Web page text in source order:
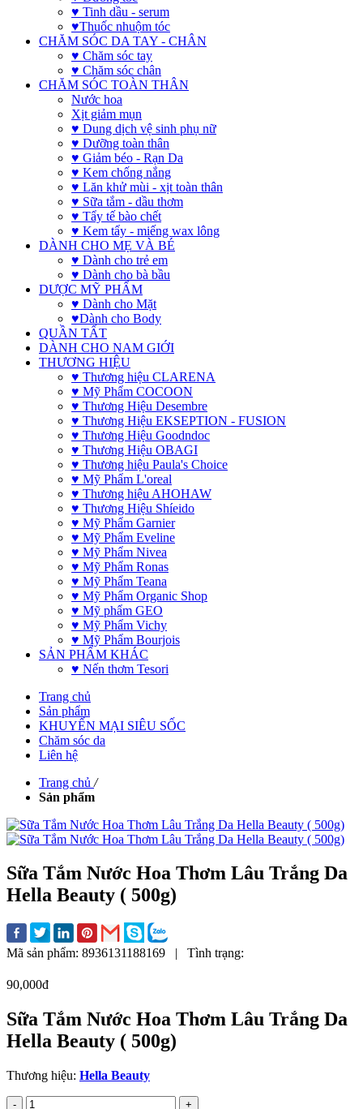
♥ Tinh dầu - serum
♥Thuốc nhuộm tóc
CHĂM SÓC DA TAY - CHÂN
♥ Chăm sóc tay
♥ Chăm sóc chân
CHĂM SÓC TOÀN THÂN
Nước hoa
Xịt giảm mụn
♥ Dung dịch vệ sinh phụ nữ
♥ Dưỡng toàn thân
♥ Giảm béo - Rạn Da
♥ Kem chống nắng
♥ Lăn khử mùi - xịt toàn thân
♥ Sữa tắm - dầu thơm
♥ Tẩy tế bào chết
♥ Kem tẩy - miếng wax lông
DÀNH CHO MẸ VÀ BÉ
♥ Dành cho trẻ em
♥ Dành cho bà bầu
DƯỢC MỸ PHẨM
♥ Dành cho Mặt
♥Dành cho Body
QUẦN TẤT
DÀNH CHO NAM GIỚI
THƯƠNG HIỆU
♥ Thương hiệu CLARENA
♥ Mỹ Phẩm COCOON
♥ Thương Hiệu Desembre
♥ Thương Hiệu EKSEPTION - FUSION
♥ Thương Hiệu Goodndoc
♥ Thương Hiệu OBAGI
♥ Thương hiệu Paula's Choice
♥ Mỹ Phẩm L'oreal
♥ Thương hiệu AHOHAW
♥ Thương Hiệu Shíeido
♥ Mỹ Phẩm Garnier
♥ Mỹ Phẩm Eveline
♥ Mỹ Phẩm Nivea
♥ Mỹ Phẩm Ronas
♥ Mỹ Phẩm Teana
♥ Mỹ Phẩm Organic Shop
♥ Mỹ phẩm GEO
♥ Mỹ Phẩm Vichy
♥ Mỹ Phẩm Bourjois
SẢN PHẨM KHÁC
♥ Nến thơm Tesori
Trang chủ
Sản phẩm
KHUYẾN MẠI SIÊU SỐC
Chăm sóc da
Liên hệ
Trang chủ /
Sản phẩm
Sữa Tắm Nước Hoa Thơm Lâu Trắng Da
Hella Beauty ( 500g)
Mã sản phẩm: 8936131188169 | Tình trạng:
90,000đ
Sữa Tắm Nước Hoa Thơm Lâu Trắng Da
Hella Beauty ( 500g)
Thương hiệu: Hella Beauty
- +